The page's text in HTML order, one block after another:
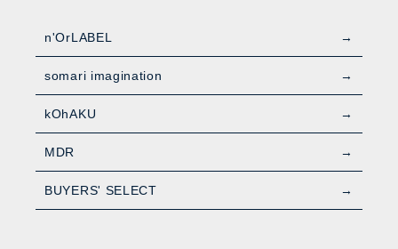
n'OrLABEL
somari imagination
kOhAKU
MDR
BUYERS' SELECT